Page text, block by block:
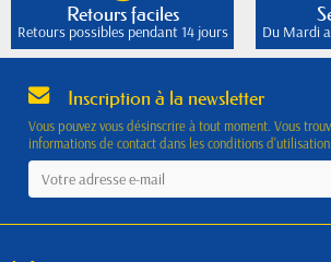
Retours faciles
Retours possibles pendant 14 jours Du Mardi
Inscription à la newsletter
Vous pouvez vous désinscrire à tout moment. Vous
informations de contact dans les conditions d'utilisation